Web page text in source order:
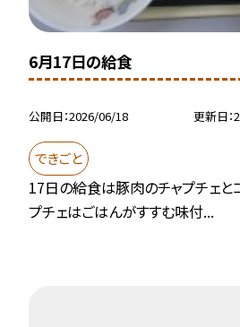
6月17日の給食
公開日 2026/06/18 更新日
できごと
17日の給食は豚肉のチャプチェと
プチェはごはんがすすむ味付...